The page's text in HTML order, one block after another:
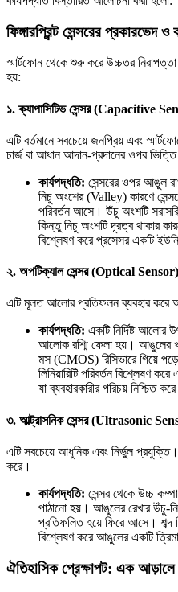
ফিঙ্গারপ্রিন্ট সেন্সরের প্রকারভেদ ও
স্মার্টফোন থেকে শুরু করে উচ্চতর
হয়:
১. ক্যাপাসিটিভ সেন্সর (Capacitive
এটি বর্তমানে সবচেয়ে জনপ্রিয় এবং
চার্জ বা আধান আদান-প্রদানের ওপর
কার্যপদ্ধতি: সেন্সরের ওপর আঙুল
নিচু অংশের (Valley) কারণে
পরিবর্তন আসে। উঁচু অংশটি সরাসরি
কিন্তু নিচু অংশটি দূরত্ব থাকার
বিশ্লেষণ করে প্রসেসর একটি
২. অপটিক্যাল সেন্সর (Optical Sensor)
এটি মূলত আলোর প্রতিফলন ব্যবহার করে
কার্যপদ্ধতি: একটি নির্দিষ্ট
আলোক রশ্মি ফেলা হয়। আঙুলের
মস (CMOS) রিসিভারে গিয়ে
লিনিয়ারিটি পরিবর্তন বিশ্লেষণ
যা ব্যবহারকারীর পরিচয় নিশ্চিত
৩. আল্ট্রাসনিক সেন্সর (Ultrasonic
এটি সবচেয়ে আধুনিক এবং নির্ভুল প্রযুক্তি।
করে।
কার্যপদ্ধতি: সেন্সর থেকে উচ্চ
পাঠানো হয়। আঙুলের রেখার উঁচু-
প্রতিফলিত হয়ে ফিরে আসে। শব্দ
বিশ্লেষণ করে আঙুলের একটি
ঐতিহাসিক প্রেক্ষাপট: এক আড়ালে